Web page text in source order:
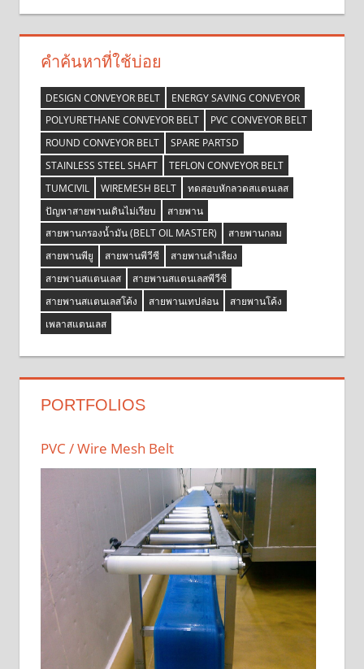
คำค้นหาที่ใช้บ่อย
DESIGN CONVEYOR BELT
ENERGY SAVING CONVEYOR
POLYURETHANE CONVEYOR BELT
PVC CONVEYOR BELT
ROUND CONVEYOR BELT
SPARE PARTSD
STAINLESS STEEL SHAFT
TEFLON CONVEYOR BELT
TUMCIVIL
WIREMESH BELT
ทดสอบหักลวดสแตนเลส
ปัญหาสายพานเดินไม่เรียบ
สายพาน
สายพานกรองน้ำมัน (BELT OIL MASTER)
สายพานกลม
สายพานพียู
สายพานพีวีซี
สายพานลำเลียง
สายพานสแตนเลส
สายพานสแตนเลสพีวีซี
สายพานสแตนเลสโค้ง
สายพานเทปล่อน
สายพานโค้ง
เพลาสแตนเลส
PORTFOLIOS
PVC / Wire Mesh Belt